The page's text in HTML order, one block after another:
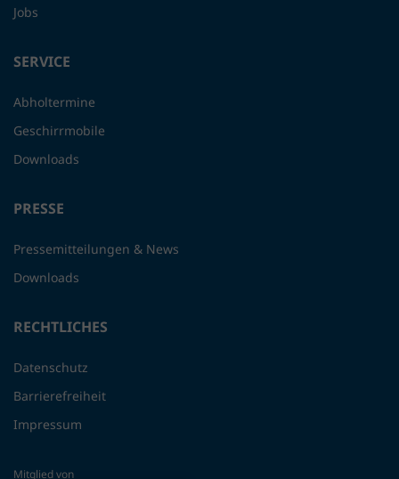
Jobs
SERVICE
Abholtermine
Geschirrmobile
Downloads
PRESSE
Pressemitteilungen & News
Downloads
RECHTLICHES
Datenschutz
Barrierefreiheit
Impressum